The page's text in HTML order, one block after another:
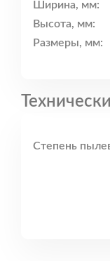
Ширина, мм:
Высота, мм:
Размеры, мм:
Степень